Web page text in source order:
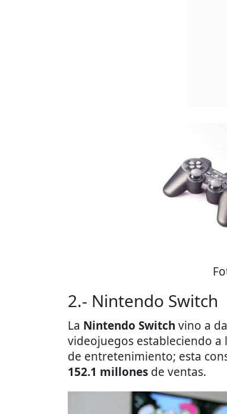
2.- Nintendo Switch
La Nintendo Switch vino a
videojuegos estableciendo
de entretenimiento; esta
152.1 millones de ventas.